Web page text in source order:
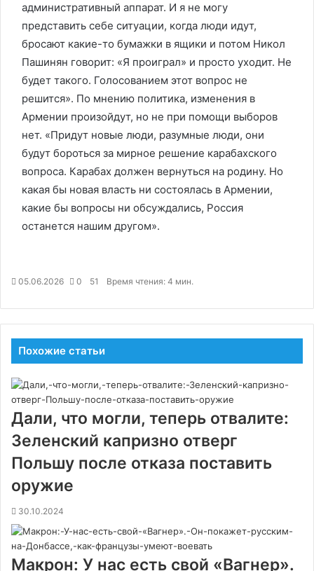
административный аппарат. И я не могу
представить себе ситуации, когда люди идут,
бросают какие-то бумажки в ящики и потом Никол
Пашинян говорит: «Я проиграл» и просто уходит. Не
будет такого. Голосованием этот вопрос не
решится». По мнению политика, изменения в
Армении произойдут, но не при помощи выборов
нет. «Придут новые люди, разумные люди, они
будут бороться за мирное решение карабахского
вопроса. Карабах должен вернуться на родину. Но
какая бы новая власть ни состоялась в Армении,
какие бы вопросы ни обсуждались, Россия
останется нашим другом».
05.06.2026 0 51 Время чтения: 4 мин.
Похожие статьи
Дали, что могли, теперь отвалите:
Зеленский капризно отверг
Польшу после отказа поставить
оружие
30.10.2024
Макрон: У нас есть свой «Вагнер».